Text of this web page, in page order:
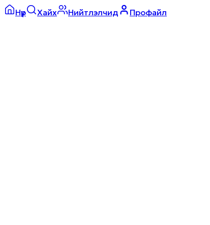
Нүүр Хайх Нийтлэлчид Профайл